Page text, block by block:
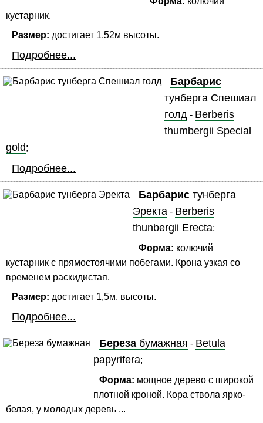
кустарник.
Размер: достигает 1,52м высоты.
Подробнее...
Барбарис
тунберга Спешиал
голд - Berberis
thumbergii Special
gold;
Подробнее...
Барбарис тунберга
Эректа - Berberis
thunbergii Erecta;
Форма: колючий
кустарник с прямостоячими побегами. Крона узкая со
временем раскидистая.
Размер: достигает 1,5м. высоты.
Подробнее...
Береза бумажная - Betula
papyrifera;
Форма: мощное дерево с широкой
плотной кроной. Кора ствола ярко-
белая, у молодых деревь ...